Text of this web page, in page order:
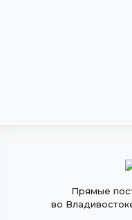
Прямые
во